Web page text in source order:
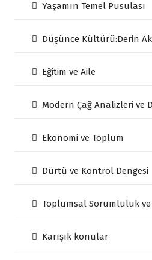
Yaşamın Temel Pusulası
Düşünce Kültürü:Derin
Eğitim ve Aile
Modern Çağ Analizleri ve
Ekonomi ve Toplum
Dürtü ve Kontrol Dengesi
Toplumsal Sorumluluk ve
Karışık konular